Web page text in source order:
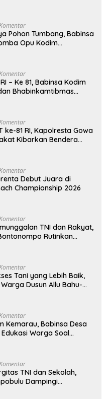
Pohon Tumbang, Babinsa
Opu Kodim
– Ke 81, Babinsa Kodim
Bhabinkamtibmas
ke-81 RI, Kapolresta Gowa
Kibarkan Bendera
Debut Juara di
Championship 2026
TNI dan Rakyat,
Rutinkan
Tani yang Lebih Baik,
Dusun Allu Bahu-
Kemarau, Babinsa Desa
Warga Soal
TNI dan Sekolah,
Dampingi